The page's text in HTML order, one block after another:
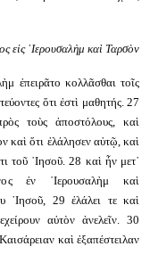
εἰς ῾Ιερουσαλὴμ καὶ Ταρσὸν
ἐπειρᾶτο κολλᾶσθαι τοῖς
ὅτι ἐστὶ μαθητής. 27
τοὺς ἀποστόλους, καὶ
καὶ ὅτι ἐλάλησεν αὐτῷ, καὶ
τοῦ ᾿Ιησοῦ. 28 καὶ ἦν μετ᾿
ἐν ῾Ιερουσαλὴμ καὶ
᾿Ιησοῦ, 29 ἐλάλει τε καὶ
αὐτὸν ἀνελεῖν. 30
καὶ ἐξαπέστειλαν